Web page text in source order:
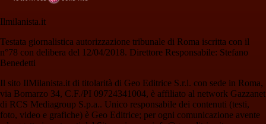
Ilmilanista.it
Testata giornalistica autorizzazione tribunale di Roma iscritta con il
n°78 con delibera del 12/04/2018. Direttore Responsabile: Stefano
Benedetti
Il sito IlMilanista.it di titolarità di Geo Editrice S.r.l. con sede in Roma,
via Bomarzo 34, C.F./PI 09724341004, è affiliato al network Gazzanet
di RCS Mediagroup S.p.a.. Unico responsabile dei contenuti (testi,
foto, video e grafiche) è Geo Editrice; per ogni comunicazione avente